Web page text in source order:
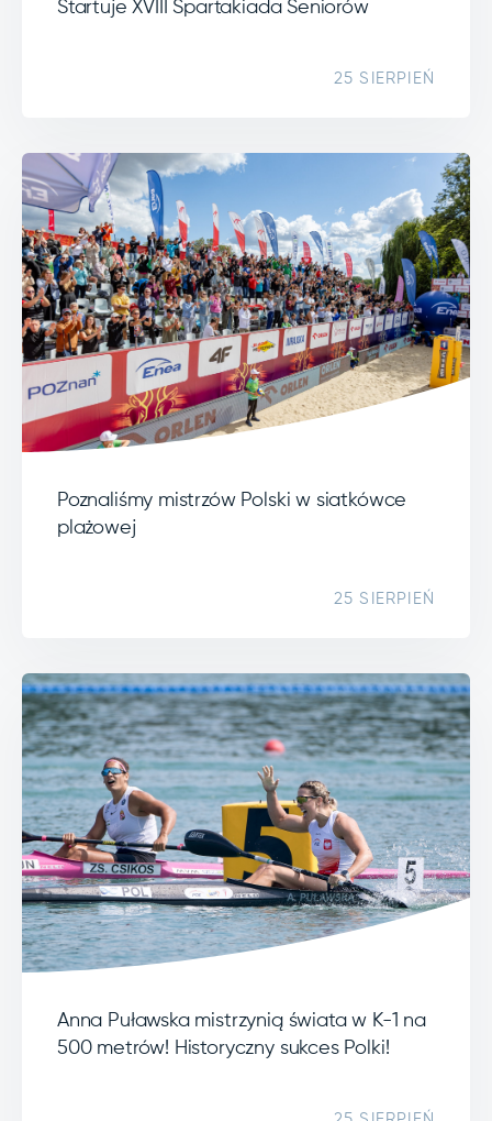
Startuje XVIII Spartakiada Seniorów
25 SIERPIEŃ
Poznaliśmy mistrzów Polski w siatkówce
plażowej
25 SIERPIEŃ
Anna Puławska mistrzynią świata w K-1 na
500 metrów! Historyczny sukces Polki!